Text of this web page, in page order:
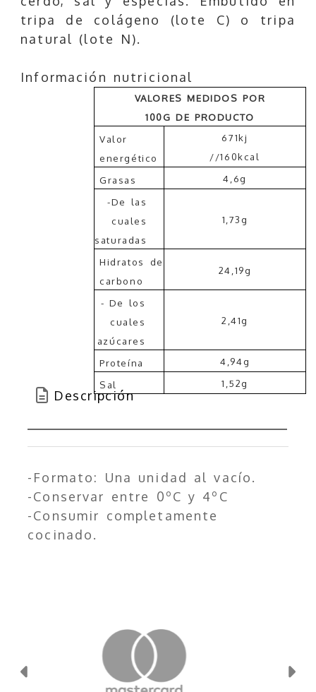
tripa de colágeno (lote C) o tripa
natural (lote N).
Información nutricional
VALORES MEDIDOS POR
100G DE PRODUCTO
Valor
energético
671kj
//160kcal
Grasas
4,6g
-De las
cuales
saturadas
1,73g
Hidratos de
carbono
24,19g
- De los
cuales
azúcares
2,41g
Proteína
4,94g
Sal
1,52g
Descripción
-Formato: Una unidad al vacío.
-Conservar entre 0ºC y 4ºC
-Consumir completamente
cocinado.